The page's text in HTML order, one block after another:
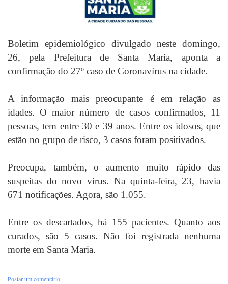
Boletim epidemiológico divulgado neste domingo,
26, pela Prefeitura de Santa Maria, aponta a
confirmação do 27º caso de Coronavírus na cidade.
A informação mais preocupante é em relação as
idades. O maior número de casos confirmados, 11
pessoas, tem entre 30 e 39 anos. Entre os idosos, que
estão no grupo de risco, 3 casos foram positivados.
Preocupa, também, o aumento muito rápido das
suspeitas do novo vírus. Na quinta-feira, 23, havia
671 notificações. Agora, são 1.055.
Entre os descartados, há 155 pacientes. Quanto aos
curados, são 5 casos. Não foi registrada nenhuma
morte em Santa Maria.
Postar um comentário